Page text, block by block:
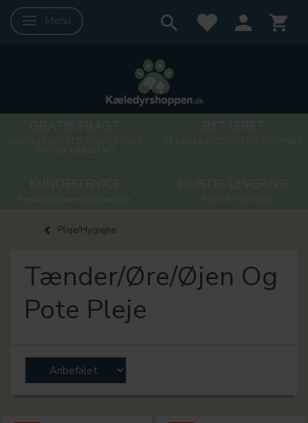
Skifte navigation
Menu
Pleje/Hygiejne
Tænder/Øre/Øjen Og
Pote Pleje